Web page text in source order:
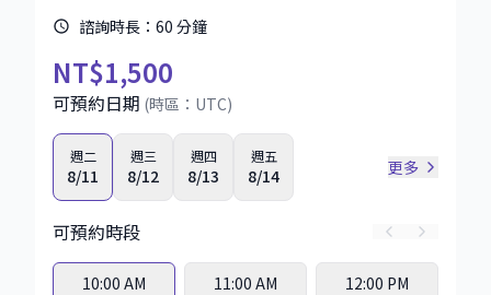
諮詢時長： 60 分鐘
NT$1,500
可預約日期 (時區： UTC)
週二
8/11
週三
8/12
週四
8/13
週五
8/14 更多
可預約時段
10:00 AM 11:00 AM 12:00 PM